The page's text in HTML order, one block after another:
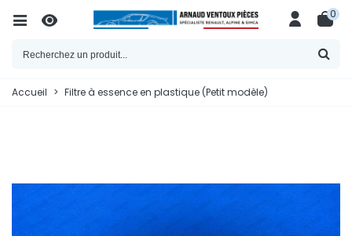
0
Accueil > Filtre à essence en plastique (Petit modèle)